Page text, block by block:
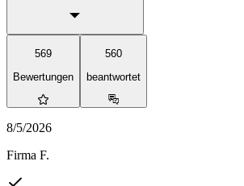
569
Bewertungen
560
beantwortet
8/5/2026
Firma F.